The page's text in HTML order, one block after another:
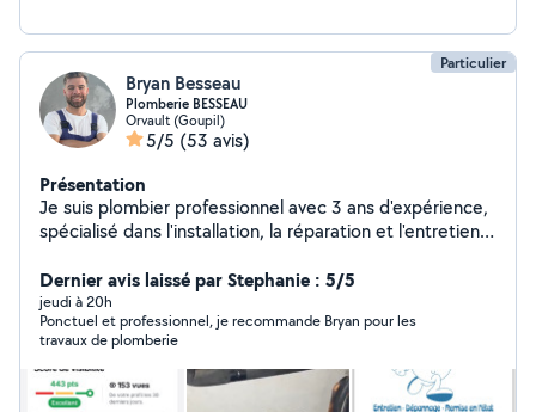
Particulier
Bryan Besseau
Plomberie BESSEAU
Orvault (Goupil)
5/5 (53 avis)
Présentation
Je suis plombier professionnel avec 3 ans d'expérience,
spécialisé dans l'installation, la réparation et l'entretien
rapidement et propose des solutions adaptées à vos
besoins, qu'il s'agisse de petites réparations, de
rénovations ou d'installations neuves ou de dépannage
urgent N'hésitez pas à me contacter pour un service
fiable et de qualité. N'hésitez pas à me contacter par
téléphone directement.
Dernier avis laissé par Stephanie : 5/5
jeudi à 20h
Ponctuel et professionnel, je recommande Bryan pour les
travaux de plomberie